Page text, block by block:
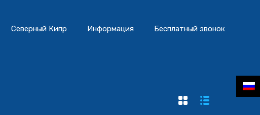
Северный Кипр Информация Бесплатный звонок